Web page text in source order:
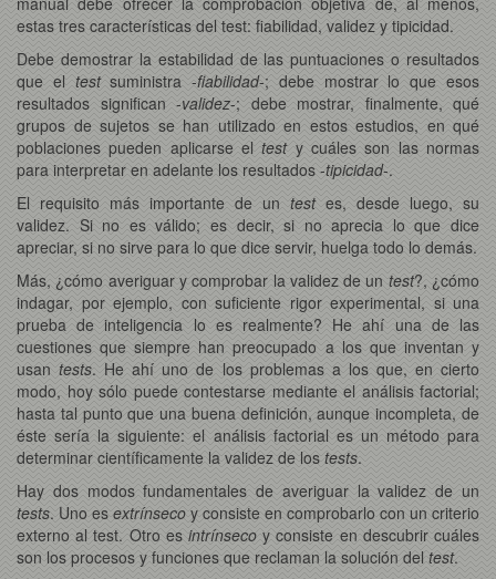
estas tres características del test: fiabilidad, validez y tipicidad.
Debe demostrar la estabilidad de las puntuaciones o resultados
que el testsuministra -fiabilidad-; debe mostrar lo que esos
resultados significan -validez-; debe mostrar, finalmente, qué
grupos de sujetos se han utilizado en estos estudios, en qué
poblaciones pueden aplicarse eltesty cuáles son las normas
para interpretar en adelante los resultados -tipicidad-.
El requisito más importante de un testes, desde luego, su
validez. Si no es válido; es decir, si no aprecia lo que dice
apreciar, si no sirve para lo que dice servir, huelga todo lo demás.
Más, ¿cómo averiguar y comprobar la validez de un test?, ¿cómo
indagar, por ejemplo, con suficiente rigor experimental, si una
prueba de inteligencia lo es realmente? He ahí una de las
cuestiones que siempre han preocupado a los que inventan y
usantests. He ahí uno de los problemas a los que, en cierto
modo, hoy sólo puede contestarse mediante el análisis factorial;
hasta tal punto que una buena definición, aunque incompleta, de
éste sería la siguiente: el análisis factorial es un método para
determinar científicamente la validez de los tests.
Hay dos modos fundamentales de averiguar la validez de un
tests. Uno es extrínseco y consiste en comprobarlo con un criterio
externo al test. Otro es intrínseco y consiste en descubrir cuáles
son los procesos y funciones que reclaman la solución del test.